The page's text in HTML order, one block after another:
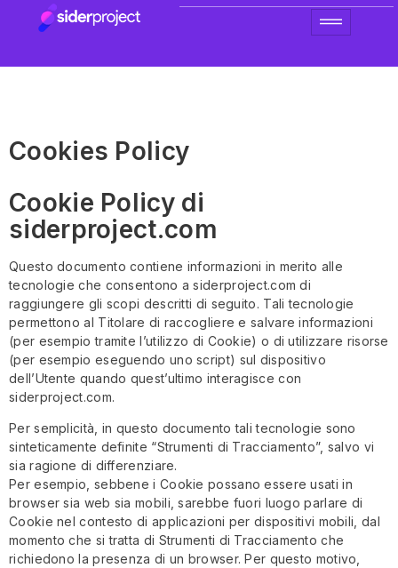
Cookies Policy
Cookie Policy di
siderproject.com
Questo documento contiene informazioni in merito alle
tecnologie che consentono a siderproject.com di
raggiungere gli scopi descritti di seguito. Tali tecnologie
permettono al Titolare di raccogliere e salvare informazioni
(per esempio tramite l’utilizzo di Cookie) o di utilizzare risorse
(per esempio eseguendo uno script) sul dispositivo
dell’Utente quando quest’ultimo interagisce con
siderproject.com.
Per semplicità, in questo documento tali tecnologie sono
sinteticamente definite “Strumenti di Tracciamento”, salvo vi
sia ragione di differenziare.
Per esempio, sebbene i Cookie possano essere usati in
browser sia web sia mobili, sarebbe fuori luogo parlare di
Cookie nel contesto di applicazioni per dispositivi mobili, dal
momento che si tratta di Strumenti di Tracciamento che
richiedono la presenza di un browser. Per questo motivo,